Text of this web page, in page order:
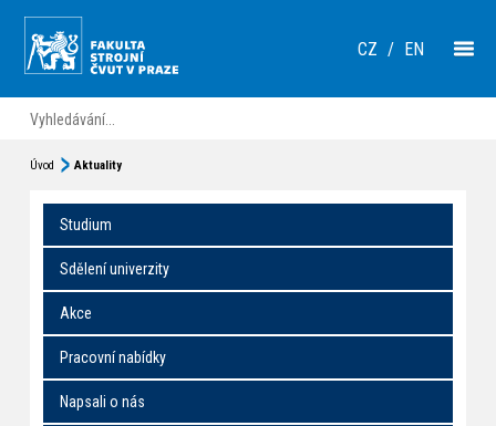
CZ / EN
Úvod Aktuality
Studium
Sdělení univerzity
Akce
Pracovní nabídky
Napsali o nás